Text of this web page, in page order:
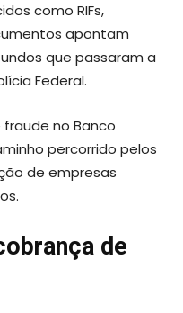
como RIFs,
apontam
que passaram a
Federal.
no Banco
percorrido pelos
de empresas
de